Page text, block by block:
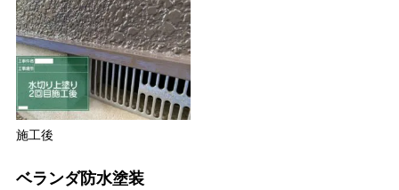
施工後
ベランダ防水塗装